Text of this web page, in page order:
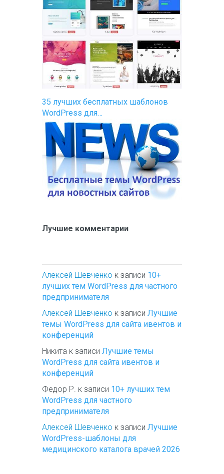
35 лучших бесплатных шаблонов
WordPress для…
Лучшие комментарии
Алексей Шевченко к записи 10+
лучших тем WordPress для частного
предпринимателя
Алексей Шевченко к записи Лучшие
темы WordPress для сайта ивентов и
конференций
Никита к записи Лучшие темы
WordPress для сайта ивентов и
конференций
Федор Р. к записи 10+ лучших тем
WordPress для частного
предпринимателя
Алексей Шевченко к записи Лучшие
WordPress-шаблоны для
медицинского каталога врачей 2026